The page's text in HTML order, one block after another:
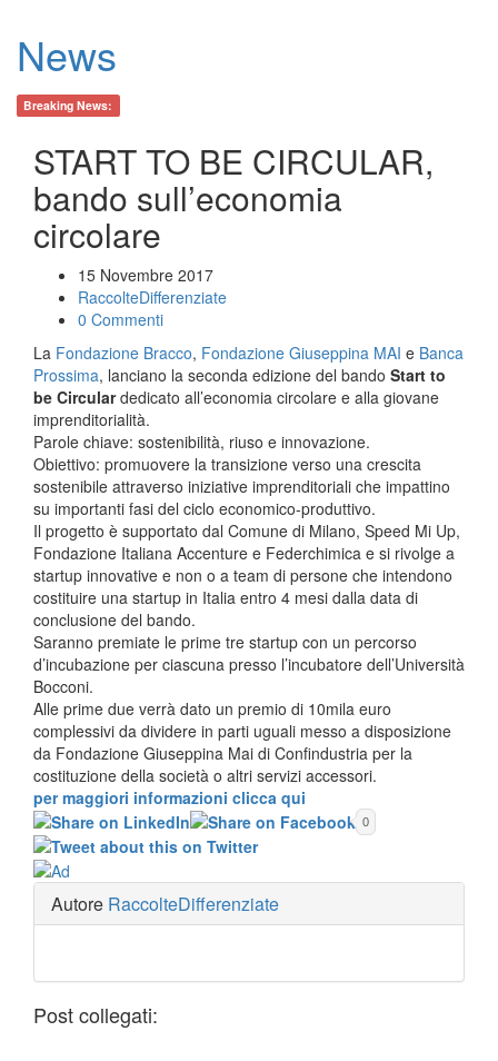
News
Breaking News:
START TO BE CIRCULAR,
bando sull’economia
circolare
15 Novembre 2017
RaccolteDifferenziate
0 Commenti
La Fondazione Bracco, Fondazione Giuseppina MAI e Banca
Prossima, lanciano la seconda edizione del bando Start to
be Circulardedicato all’economia circolare e alla giovane
imprenditorialità.
Parole chiave: sostenibilità, riuso e innovazione.
Obiettivo: promuovere la transizione verso una crescita
sostenibile attraverso iniziative imprenditoriali che impattino
su importanti fasi del ciclo economico-produttivo.
Il progetto è supportato dal Comune di Milano, Speed Mi Up,
Fondazione Italiana Accenture e Federchimica e si rivolge a
startup innovative e non o a team di persone che intendono
costituire una startup in Italia entro 4 mesi dalla data di
conclusione del bando.
Saranno premiate le prime tre startup con un percorso
d’incubazione per ciascuna presso l’incubatore dell’Università
Bocconi.
Alle prime due verrà dato un premio di 10mila euro
complessivi da dividere in parti uguali messo a disposizione
da Fondazione Giuseppina Mai di Confindustria per la
costituzione della società o altri servizi accessori.
per maggiori informazioni clicca qui
0
Autore RaccolteDifferenziate
Post collegati: